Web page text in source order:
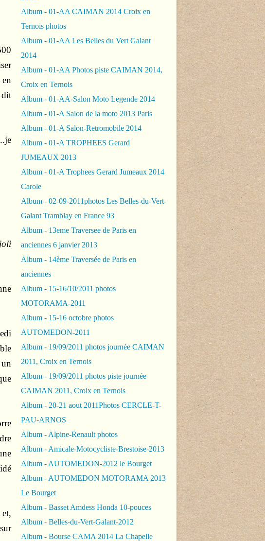
Album - 01-AA CAIMAN 2014 Croix en
Ternois photos
Album - 01-AA Les Belles du Vert Galant
2014
Album - 01-AA Photos piste CAIMAN 2014,
Croix en Ternois
Album - 01-AA-Salon Moto Legende 2014
Album - 01-A Salon de la moto 2013 Paris
Album - 01-A Salon-Retromobile 2014
Album - 01-A TROPHEES Gerard
JUMEAUX 2013
Album - 01-A Trophees Gerard Jumeaux 2014
Carole
Album - 02-09-2011photos Les Belles-du-Vert-
Galant Tramblay en France 93
Album - 13eme Traversee de Paris en
anciennes 6 janvier 2013
Album - 14ème Traversée de Paris en
anciennes
Album - 15-16/10/2011 photos
MOTORAMA-2011
Album - 15-16 octobre photos
AUTOMEDON-2011
Album - 19/09/2011 photos journée CAIMAN
2011, Croix en Ternois
Album - 19/09/2011 photos piste journée
CAIMAN 2011, Croix en Ternois
Album - 20-21 aout 2011Photos CERCLE-T-
PAU-ARNOS
Album - Alpine-Renault photos
Album - Amicale-Motocycliste-Brestoise-2013
Album - AUTOMEDON-2012 le Bourget
Album - AUTOMEDON MOTORAMA 2013
Le Bourget
Album - Basset Amdess Honda 10-pouces
Album - Belles-du-Vert-Galant-2012
Album - Bourse CAMA 2014 La Chapelle